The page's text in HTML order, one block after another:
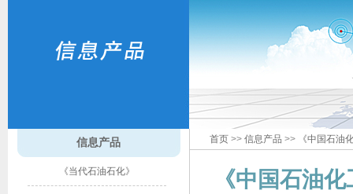
信息产品
《当代石油石化》
首页 >> 信息产品 >> 《中国石油
《中国石油